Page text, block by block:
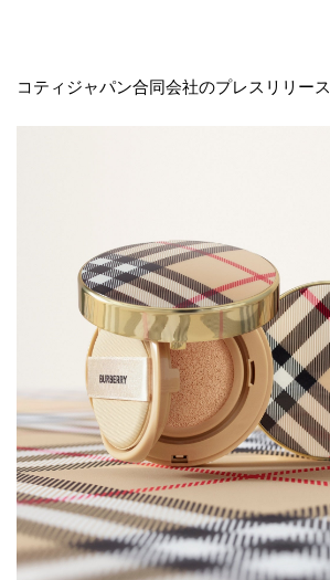
コティジャパン合同会社のプレスリリース